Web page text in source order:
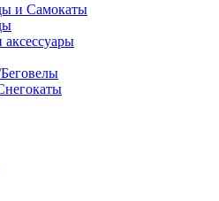
и Самокаты
аксессуары